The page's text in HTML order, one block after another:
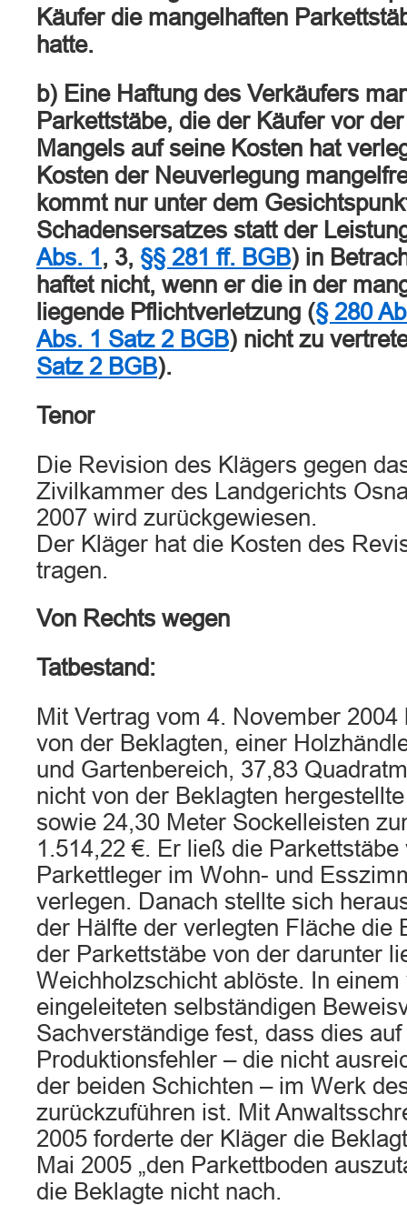
Käufer die mangelhaften
hatte.
b) Eine Haftung des Verkäufers
Parkettstäbe, die der Käufer vor
Mangels auf seine Kosten hat
Kosten der Neuverlegung
kommt nur unter dem
Schadensersatzes statt der
Abs. 1 , 3, §§ 281 ff. BGB) in
haftet nicht, wenn er die in der
liegende Pflichtverletzung (§ 280
Abs. 1 Satz 2 BGB) nicht zu
Satz 2 BGB).
Tenor
Die Revision des Klägers gegen
Zivilkammer des Landgerichts
2007 wird zurückgewiesen.
Der Kläger hat die Kosten des
tragen.
Von Rechts wegen
Tatbestand:
Mit Vertrag vom 4. November
von der Beklagten, einer
und Gartenbereich, 37,83
nicht von der Beklagten
sowie 24,30 Meter Sockelleisten
1.514,22 €. Er ließ die Parkettstäbe
Parkettleger im Wohn- und
verlegen. Danach stellte sich
der Hälfte der verlegten Fläche die
der Parkettstäbe von der darunter
Weichholzschicht ablöste. In
eingeleiteten selbständigen
Sachverständige fest, dass dies
Produktionsfehler – die nicht
der beiden Schichten – im Werk
zurückzuführen ist. Mit
2005 forderte der Kläger die
Mai 2005 „den Parkettboden
die Beklagte nicht nach.